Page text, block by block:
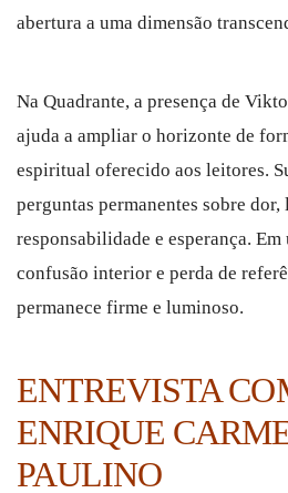
abertura a uma dimensão
Na Quadrante, a presença de
ajuda a ampliar o horizonte de
espiritual oferecido aos leitores.
perguntas permanentes sobre dor,
responsabilidade e esperança.
confusão interior e perda de
permanece firme e luminoso.
ENTREVISTA
ENRIQUE
PAULINO